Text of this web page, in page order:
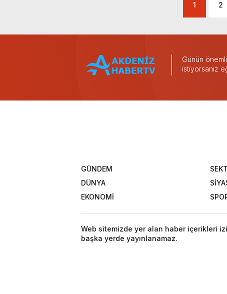
1 2
Günün
istiyorsanız
GÜNDEM
DÜNYA
EKONOMİ
Web sitemizde yer alan haber içerikleri
başka yerde yayınlanamaz.